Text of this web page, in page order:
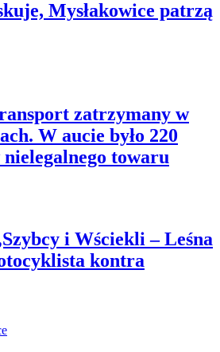
Mysłakowice patrzą
zatrzymany w
W aucie było 220
towaru
i Wściekli – Leśna
kontra